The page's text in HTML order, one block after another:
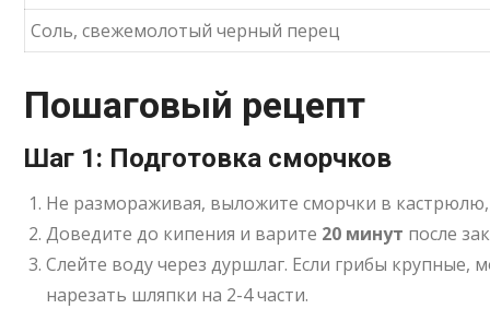
Соль, свежемолотый черный перец
Пошаговый рецепт
Шаг 1: Подготовка сморчков
Не размораживая, выложите сморчки в
Доведите до кипения и варите 20 минут после
Слейте воду через дуршлаг. Если грибы крупные,
нарезать шляпки на 2-4 части.